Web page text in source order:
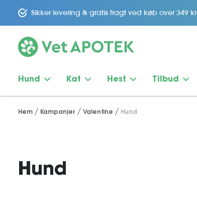
Sikker levering & gratis fragt ved køb over 349 kr
Hund Kat Hest Tilbud
Hem Kampanjer Valentine Hund
Hund